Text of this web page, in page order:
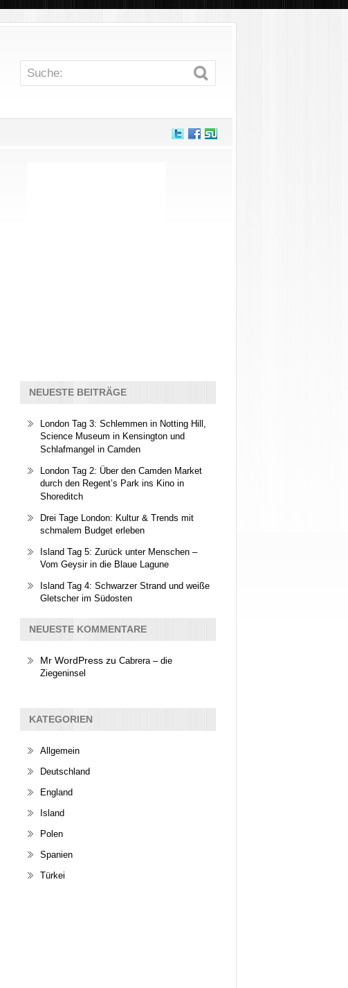
NEUESTE BEITRÄGE
London Tag 3: Schlemmen in Notting Hill,
Science Museum in Kensington und
Schlafmangel in Camden
London Tag 2: Über den Camden Market
durch den Regent’s Park ins Kino in
Shoreditch
Drei Tage London: Kultur & Trends mit
schmalem Budget erleben
Island Tag 5: Zurück unter Menschen –
Vom Geysir in die Blaue Lagune
Island Tag 4: Schwarzer Strand und weiße
Gletscher im Südosten
NEUESTE KOMMENTARE
Mr WordPresszu Cabrera – die
Ziegeninsel
KATEGORIEN
Allgemein
Deutschland
England
Island
Polen
Spanien
Türkei